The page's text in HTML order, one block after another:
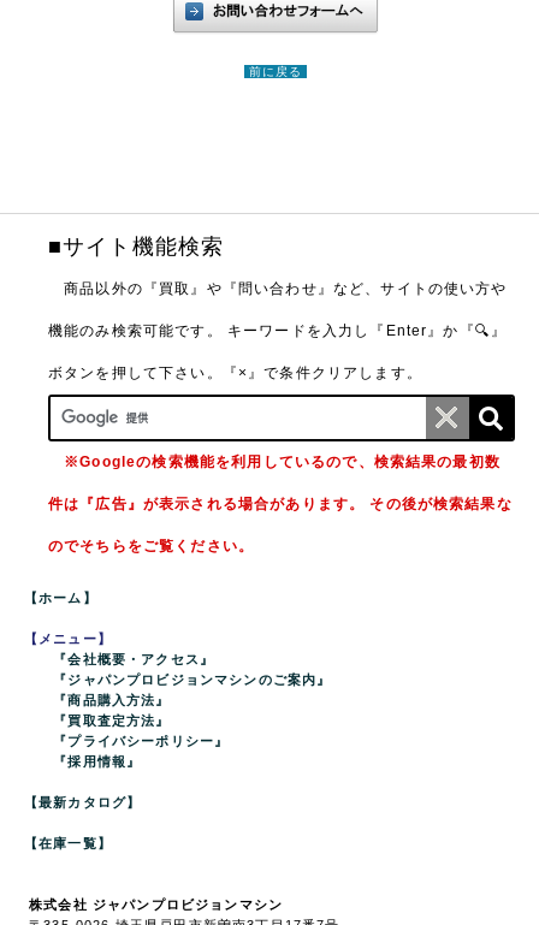
前に戻る
■サイト機能検索
商品以外の『買取』や『問い合わせ』など、サイトの使い方や
機能のみ検索可能です。 キーワードを入力し『Enter』か『🔍』
ボタンを押して下さい。『×』で条件クリアします。
※Googleの検索機能を利用しているので、検索結果の最初数
件は『広告』が表示される場合があります。 その後が検索結果な
のでそちらをご覧ください。
【ホーム】
【メニュー】
『会社概要・アクセス』
『ジャパンプロビジョンマシンのご案内』
『商品購入方法』
『買取査定方法』
『プライバシーポリシー』
『採用情報』
【最新カタログ】
【在庫一覧】
株式会社 ジャパンプロビジョンマシン